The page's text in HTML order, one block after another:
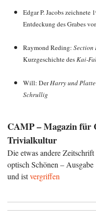
Edgar P. Jacobs zeichnete
Entdeckung des Grabes
Raymond Reding: Section
Kurzgeschichte des Kai-
Will: DerHarry und Platte
Schrullig
CAMP – Magazin für
Trivialkultur
Die etwas andere
optisch Schönen –
und istvergriffen